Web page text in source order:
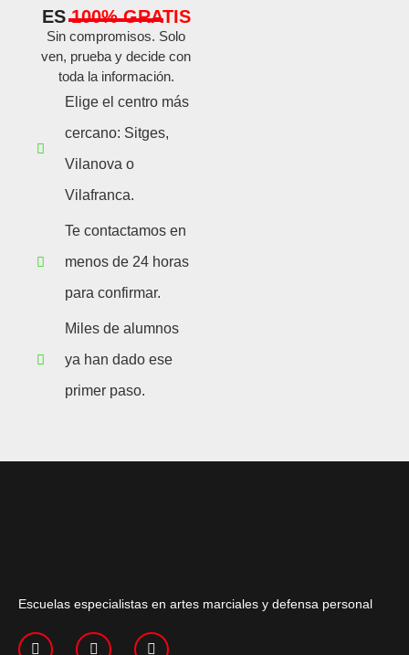
ES100% GRATIS
Sin compromisos. Solo
ven, prueba y decide con
toda la información.
Elige el centro más
cercano: Sitges,
Vilanova o
Vilafranca.
Te contactamos en
menos de 24 horas
para confirmar.
Miles de alumnos
ya han dado ese
primer paso.
Escuelas especialistas en artes marciales y defensa personal